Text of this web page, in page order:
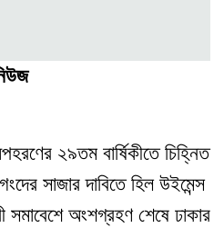
২৯তম বার্ষিকীতে চিহ্নিত
সাজার দাবিতে হিল উইমেন্স
অংশগ্রহণ শেষে ঢাকার